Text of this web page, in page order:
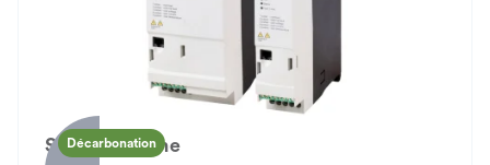
Décarbonation
Soft Drive One